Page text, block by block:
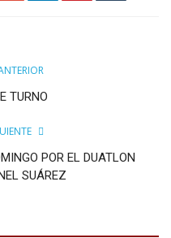
TURNO
POR EL DUATLON
SUÁREZ